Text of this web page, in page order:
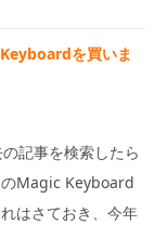
を買いま
記事を検索したら
のMagic Keyboard
はさておき、今年